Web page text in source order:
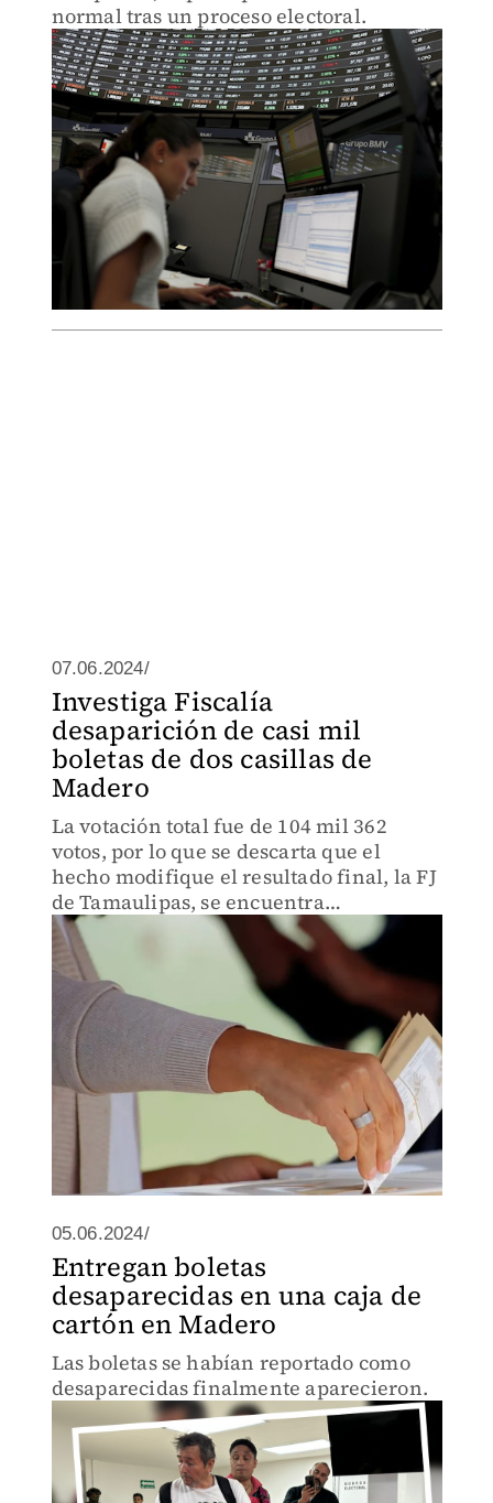
normal tras un proceso electoral.
07.06.2024/
Investiga Fiscalía
desaparición de casi mil
boletas de dos casillas de
Madero
La votación total fue de 104 mil 362
votos, por lo que se descarta que el
hecho modifique el resultado final, la FJ
de Tamaulipas, se encuentra
investigando el caso.
05.06.2024/
Entregan boletas
desaparecidas en una caja de
cartón en Madero
Las boletas se habían reportado como
desaparecidas finalmente aparecieron.